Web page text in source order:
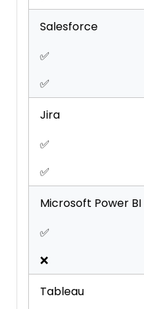
Salesforce
✅
✅
Jira
✅
✅
Microsoft Power BI
✅
❌
Tableau